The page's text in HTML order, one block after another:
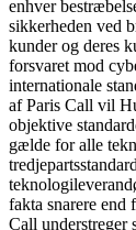
enhver
sikkerheden ved
kunder og deres
forsvaret mod
internationale
af Paris Call vil
objektive
gælde for alle
fakta snarere
Call understreger